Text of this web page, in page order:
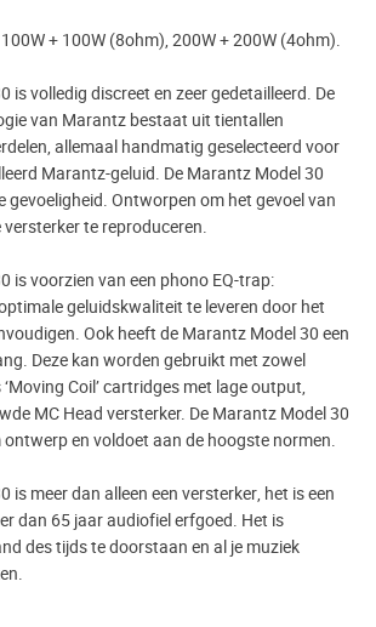
+ 100W (8ohm), 200W + 200W (4ohm).
is volledig discreet en zeer gedetailleerd. De
van Marantz bestaat uit tientallen
allemaal handmatig geselecteerd voor
Marantz-geluid. De Marantz Model 30
gevoeligheid. Ontworpen om het gevoel van
te reproduceren.
is voorzien van een phono EQ-trap:
geluidskwaliteit te leveren door het
Ook heeft de Marantz Model 30 een
Deze kan worden gebruikt met zowel
‘Moving Coil’ cartridges met lage output,
MC Head versterker. De Marantz Model 30
en voldoet aan de hoogste normen.
is meer dan alleen een versterker, het is een
dan 65 jaar audiofiel erfgoed. Het is
des tijds te doorstaan en al je muziek